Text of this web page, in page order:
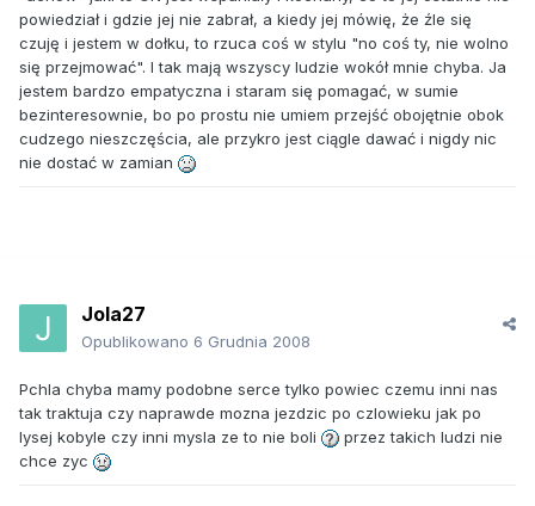
powiedział i gdzie jej nie zabrał, a kiedy jej mówię, że źle się
czuję i jestem w dołku, to rzuca coś w stylu "no coś ty, nie wolno
się przejmować". I tak mają wszyscy ludzie wokół mnie chyba. Ja
jestem bardzo empatyczna i staram się pomagać, w sumie
bezinteresownie, bo po prostu nie umiem przejść obojętnie obok
cudzego nieszczęścia, ale przykro jest ciągle dawać i nigdy nic
nie dostać w zamian
Jola27
Opublikowano 6 Grudnia 2008
Pchla chyba mamy podobne serce tylko powiec czemu inni nas
tak traktuja czy naprawde mozna jezdzic po czlowieku jak po
lysej kobyle czy inni mysla ze to nie boli
przez takich ludzi nie
chce zyc